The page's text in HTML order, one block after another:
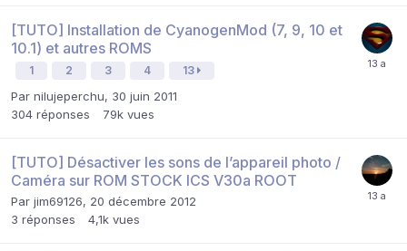
[TUTO] Installation de CyanogenMod (7, 9, 10 et
10.1) et autres ROMS
1 2 3 4 13
Par nilujeperchu, 30 juin 2011
304 réponses 79k vues
[TUTO] Désactiver les sons de l’appareil photo /
Caméra sur ROM STOCK ICS V30a ROOT
Par jim69126, 20 décembre 2012
3 réponses 4,1k vues